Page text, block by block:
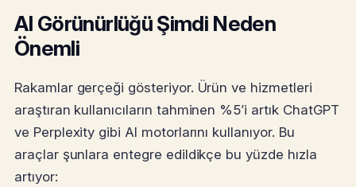
AI Görünürlüğü Şimdi Neden
Önemli
Rakamlar gerçeği gösteriyor. Ürün ve hizmetleri
araştıran kullanıcıların tahminen %5’i artık ChatGPT
ve Perplexity gibi AI motorlarını kullanıyor. Bu
araçlar şunlara entegre edildikçe bu yüzde hızla
artıyor: